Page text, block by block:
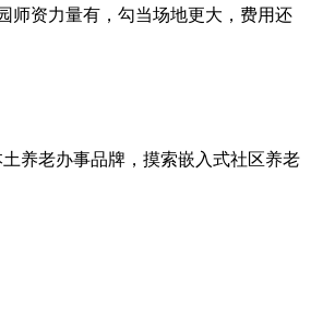
资力量有，勾当场地更大，费用还
养老办事品牌，摸索嵌入式社区养老